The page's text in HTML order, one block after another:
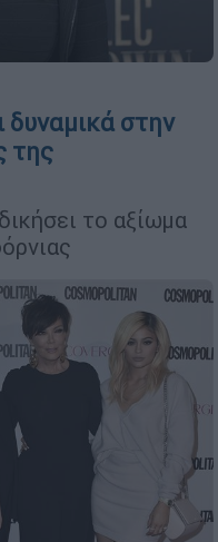
στην
της
το αξίωμα